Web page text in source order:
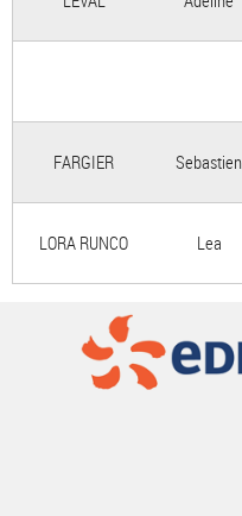
FARGIER Sebastien
LORA RUNCO Lea